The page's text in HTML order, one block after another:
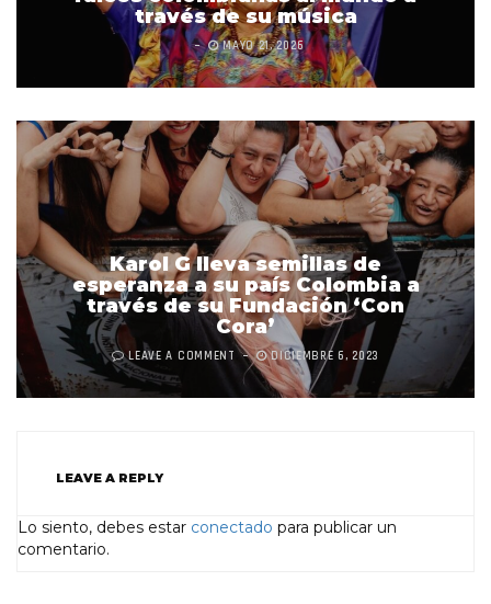
través de su música
MAYO 21, 2026
Karol G lleva semillas de
esperanza a su país Colombia a
través de su Fundación ‘Con
Cora’
LEAVE A COMMENT DICIEMBRE 6, 2023
LEAVE A REPLY
Lo siento, debes estar conectado para publicar un
comentario.